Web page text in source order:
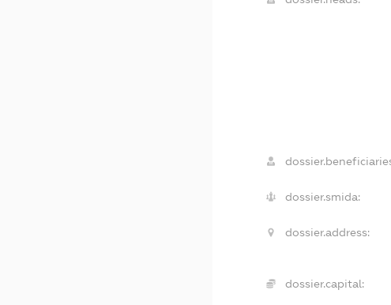
dossier.smida:
dossier.address:
dossier.capital: